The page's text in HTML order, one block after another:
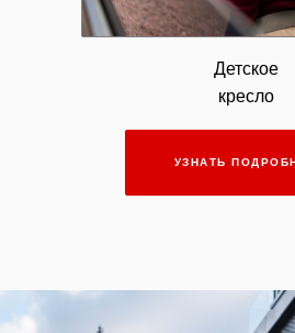
Детское
кресло
УЗНАТЬ